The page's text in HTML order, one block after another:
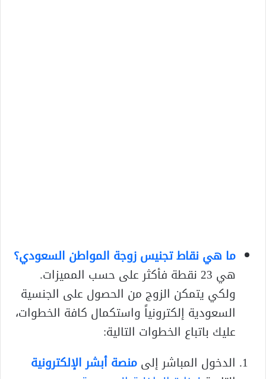
ما هي نقاط تجنيس زوجة المواطن السعودي؟
هي 23 نقطة فأكثر على حسب المميزات.
ولكي يتمكن الزوج من الحصول على الجنسية
السعودية إلكترونياً واستكمال كافة الخطوات،
عليك باتباع الخطوات التالية:
الدخول المباشر إلىمنصة أبشر الإلكترونية